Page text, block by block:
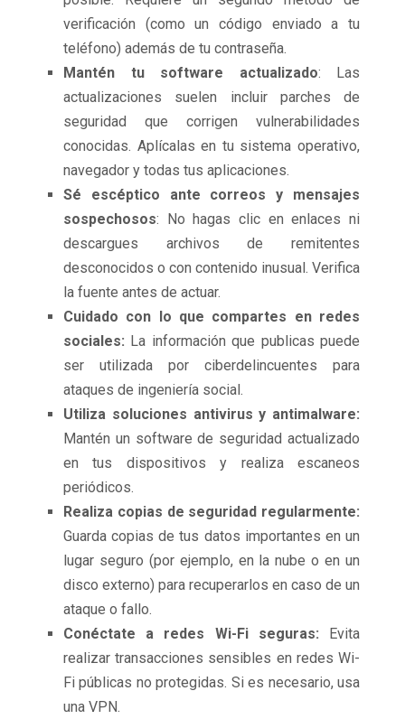
verificación (como un código enviado a tu
teléfono) además de tu contraseña.
Mantén tu software actualizado: Las
actualizaciones suelen incluir parches de
seguridad que corrigen vulnerabilidades
conocidas. Aplícalas en tu sistema operativo,
navegador y todas tus aplicaciones.
Sé escéptico ante correos y mensajes
sospechosos: No hagas clic en enlaces ni
descargues archivos de remitentes
desconocidos o con contenido inusual. Verifica
la fuente antes de actuar.
Cuidado con lo que compartes en redes
sociales: La información que publicas puede
ser utilizada por ciberdelincuentes para
ataques de ingeniería social.
Utiliza soluciones antivirus y antimalware:
Mantén un software de seguridad actualizado
en tus dispositivos y realiza escaneos
periódicos.
Realiza copias de seguridad regularmente:
Guarda copias de tus datos importantes en un
lugar seguro (por ejemplo, en la nube o en un
disco externo) para recuperarlos en caso de un
ataque o fallo.
Conéctate a redes Wi-Fi seguras: Evita
realizar transacciones sensibles en redes Wi-
Fi públicas no protegidas. Si es necesario, usa
una VPN.